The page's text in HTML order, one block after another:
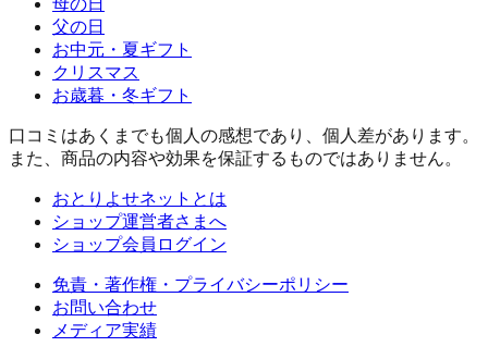
父の日
お中元・夏ギフト
クリスマス
お歳暮・冬ギフト
口コミはあくまでも個人の感想であり、個人差があります。
また、商品の内容や効果を保証するものではありません。
おとりよせネットとは
ショップ運営者さまへ
ショップ会員ログイン
免責・著作権・プライバシーポリシー
お問い合わせ
メディア実績